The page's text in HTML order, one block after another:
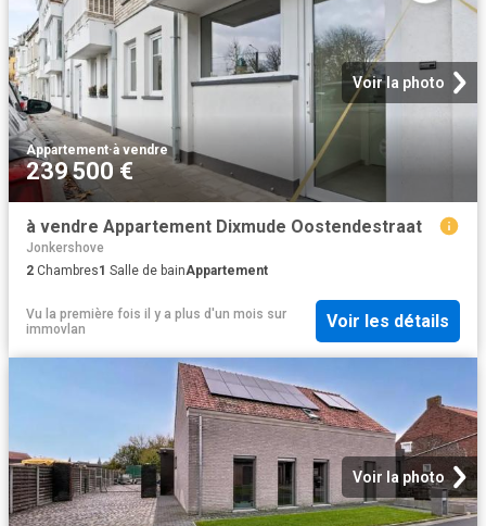
Voir la photo
Appartement·à vendre
239 500 €
à vendre Appartement Dixmude Oostendestraat
Jonkershove
2 Chambres1 Salle de bainAppartement
Vu la première fois il y a plus d'un mois sur
immovlan
Voir les détails
Voir la photo